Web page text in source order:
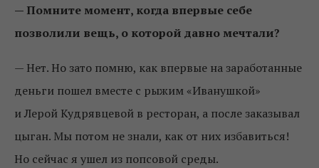
— Помните момент, когда впервые себе
позволили вещь, о которой давно мечтали?
— Нет. Но зато помню, как впервые на заработанные
деньги пошел вместе с рыжим «Иванушкой»
и Лерой Кудрявцевой в ресторан, а после заказывал
цыган. Мы потом не знали, как от них избавиться!
Но сейчас я ушел из попсовой среды.